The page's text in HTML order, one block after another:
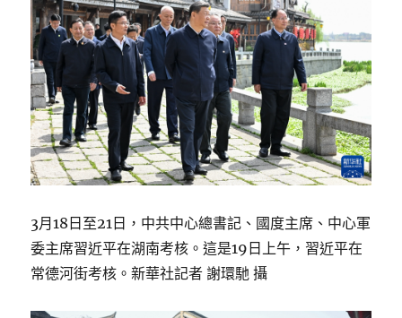
3月18日至21日，中共中心總書記、國度主席、中心軍
委主席習近平在湖南考核。這是19日上午，習近平在
常德河街考核。新華社記者 謝環馳 攝